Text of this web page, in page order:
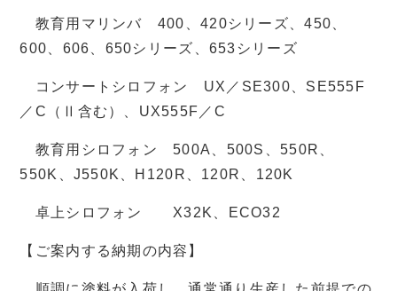
教育用マリンバ 400、420シリーズ、450、
600、606、650シリーズ、653シリーズ
コンサートシロフォン UX／SE300、SE555F
／C（Ⅱ含む）、UX555F／C
教育用シロフォン 500A、500S、550R、
550K、J550K、H120R、120R、120K
卓上シロフォン X32K、ECO32
【ご案内する納期の内容】